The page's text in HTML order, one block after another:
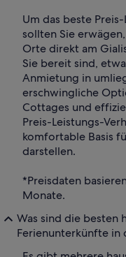
Um das beste
sollten Sie
Orte direkt am
Sie bereit sind,
Anmietung in
erschwingliche
Cottages und
Preis-Leistungs-
komfortable Basis
darstellen.
*Preisdaten
Monate.
Was sind die besten
Ferienunterkünfte in